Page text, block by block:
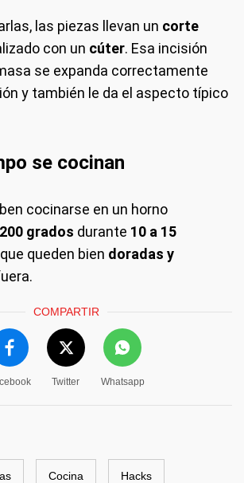
las piezas llevan un corte
con un cúter. Esa incisión
se expanda correctamente
y también le da el aspecto típico
se cocinan
cocinarse en un horno
200 grados durante 10 a 15
queden bien doradas y
COMPARTIR
Twitter Whatsapp
Cocina Hacks